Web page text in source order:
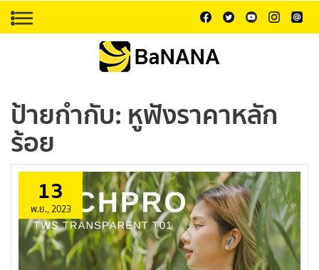
ป้ายกำกับ: หูฟังราคาหลัก
ร้อย
13
พ.ย., 2023